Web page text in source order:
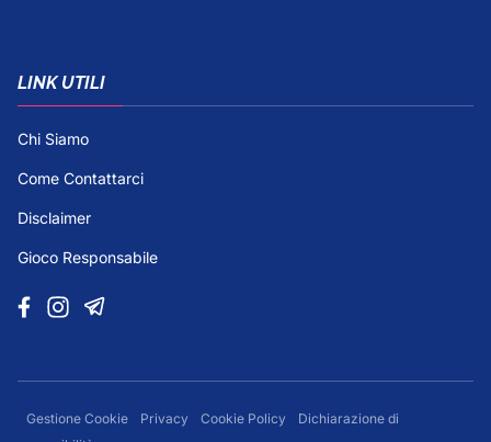
LINK UTILI
Chi Siamo
Come Contattarci
Disclaimer
Gioco Responsabile
Gestione Cookie Privacy Cookie Policy
Dichiarazione di